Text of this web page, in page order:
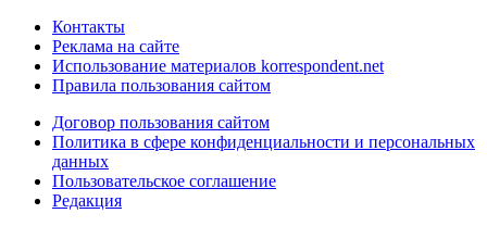
Контакты
Реклама на сайте
Использование материалов korrespondent.net
Правила пользования сайтом
Договор пользования сайтом
Политика в сфере конфиденциальности и персональных
данных
Пользовательское соглашение
Редакция